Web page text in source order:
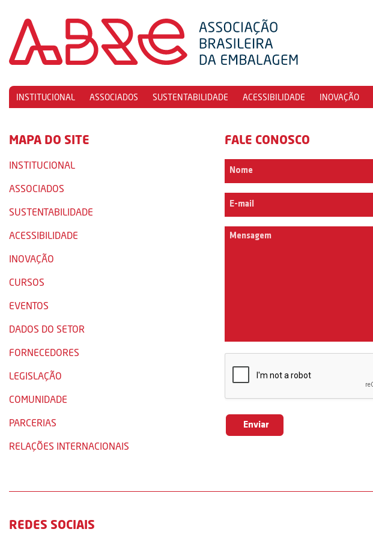
INSTITUCIONAL ASSOCIADOS SUSTENTABILIDADE ACESSIBILIDADE INOVAÇÃO
MAPA DO SITE
INSTITUCIONAL
ASSOCIADOS
SUSTENTABILIDADE
ACESSIBILIDADE
INOVAÇÃO
CURSOS
EVENTOS
DADOS DO SETOR
FORNECEDORES
LEGISLAÇÃO
COMUNIDADE
PARCERIAS
RELAÇÕES INTERNACIONAIS
FALE CONOSCO
REDES SOCIAIS